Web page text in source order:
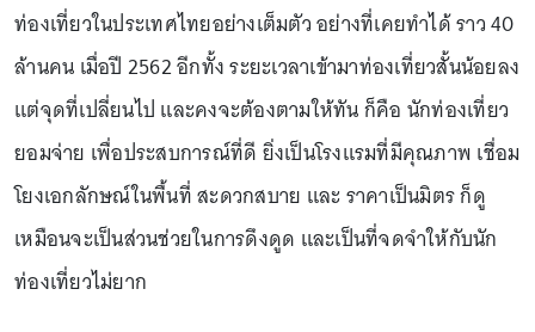
ท่องเที่ยวในประเทศไทยอย่างเต็มตัว อย่างที่เคยทำได้ ราว 40
ล้านคน เมื่อปี 2562 อีกทั้ง ระยะเวลาเข้ามาท่องเที่ยวสั้นน้อยลง
แต่จุดที่เปลี่ยนไป และคงจะต้องตามให้ทัน ก็คือ นักท่องเที่ยว
ยอมจ่าย เพื่อประสบการณ์ที่ดี ยิ่งเป็นโรงแรมที่มีคุณภาพ เชื่อม
โยงเอกลักษณ์ในพื้นที่ สะดวกสบาย และ ราคาเป็นมิตร ก็ดู
เหมือนจะเป็นส่วนช่วยในการดึงดูด และเป็นที่จดจำให้กับนัก
ท่องเที่ยวไม่ยาก